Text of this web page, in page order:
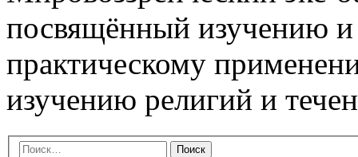
посвящённый изучению
практическому
изучению религий и